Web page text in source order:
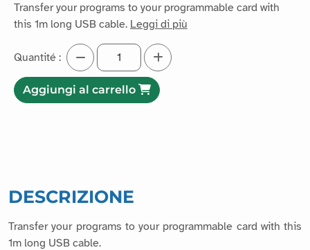
Transfer your programs to your programmable card with
this 1m long USB cable. Leggi di più
Quantité :
Aggiungi al carrello
DESCRIZIONE
Transfer your programs to your programmable card with this
1m long USB cable.